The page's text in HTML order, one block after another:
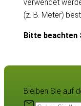
verwendet
(z. B. Meter)
Bitte beachten
Bleiben Sie auf